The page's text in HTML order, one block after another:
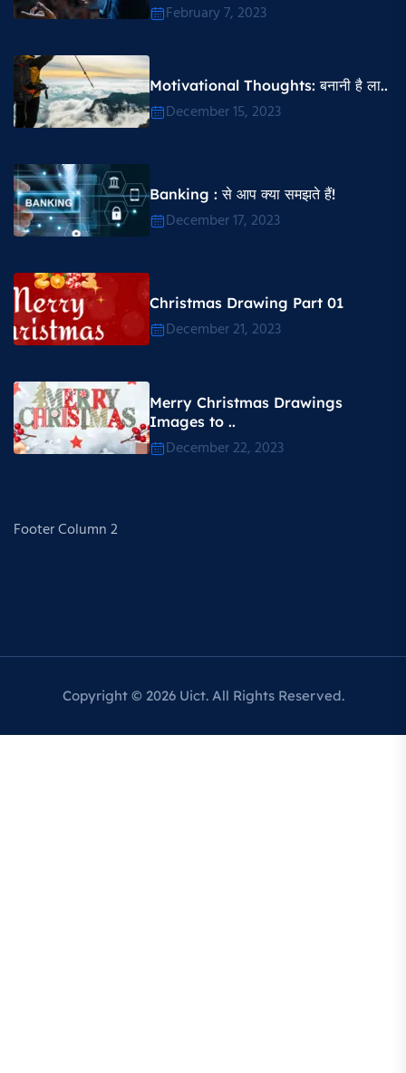
February 7, 2023
Motivational Thoughts​: बनानी है ला..
December 15, 2023
Banking : से आप क्या समझते हैं!
December 17, 2023
Christmas Drawing Part 01
December 21, 2023
Merry Christmas Drawings
Images to ..
December 22, 2023
Footer Column 2
Copyright © 2026 Uict. All Rights Reserved.